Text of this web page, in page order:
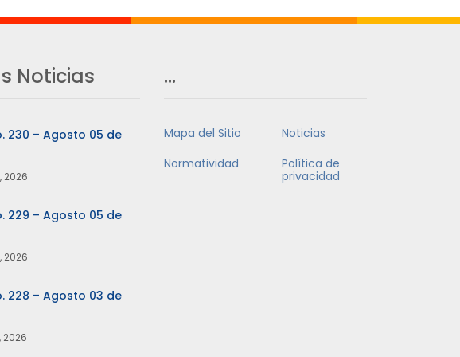
Noticias
230 – Agosto 05 de
2026
229 – Agosto 05 de
2026
228 – Agosto 03 de
…
Mapa del Sitio
Noticias
Normatividad
Política de
privacidad